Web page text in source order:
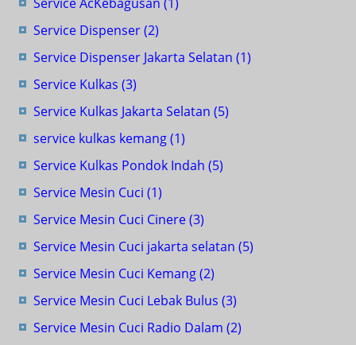
Service Dispenser(2)
Service Dispenser Jakarta Selatan (1)
Service Kulkas (3)
Service Kulkas Jakarta Selatan (5)
service kulkas kemang(1)
Service Kulkas Pondok Indah (5)
Service Mesin Cuci (1)
Service Mesin Cuci Cinere(3)
Service Mesin Cuci jakarta selatan (5)
Service Mesin Cuci Kemang(2)
Service Mesin Cuci Lebak Bulus (3)
Service Mesin Cuci Radio Dalam (2)